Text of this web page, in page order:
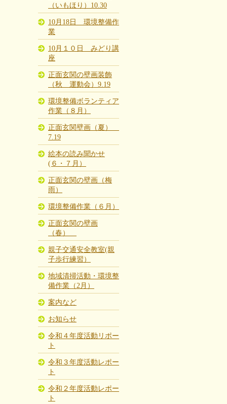
（いもほり）10.30
10月18日 環境整備作
業
10月１０日 みどり講
座
正面玄関の壁画装飾
（秋 運動会）9.19
環境整備ボランティア
作業（８月）
正面玄関壁画（夏）
7.19
絵本の読み聞かせ
(６・７月）
正面玄関の壁画（梅
雨）
環境整備作業（６月）
正面玄関の壁画
（春）
親子交通安全教室(親
子歩行練習）
地域清掃活動・環境整
備作業（2月）
案内など
お知らせ
令和４年度活動リポー
ト
令和３年度活動レポー
ト
令和２年度活動レポー
ト